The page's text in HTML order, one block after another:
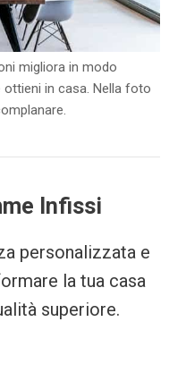
migliora in modo
in casa. Nella foto
Infissi
personalizzata e
la tua casa
superiore.